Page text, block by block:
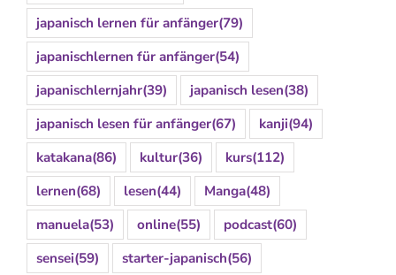
japanisch lernen für anfänger(79)
japanischlernen für anfänger(54)
japanischlernjahr(39) japanisch lesen(38)
japanisch lesen für anfänger(67) kanji(94)
katakana(86) kultur(36) kurs(112)
lernen(68) lesen(44) Manga(48)
manuela(53) online(55) podcast(60)
sensei(59) starter-japanisch(56)